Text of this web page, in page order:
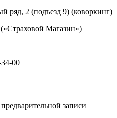
ряд, 2 (подъезд 9) (коворкинг)
Магазин»)
00
записи